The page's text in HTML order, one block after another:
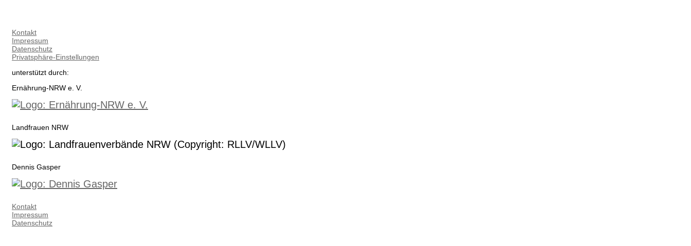
Kontakt
Impressum
Datenschutz
Privatsphäre-Einstellungen
unterstützt durch:
Ernährung-NRW e. V.
Landfrauen NRW
Dennis Gasper
Kontakt
Impressum
Datenschutz